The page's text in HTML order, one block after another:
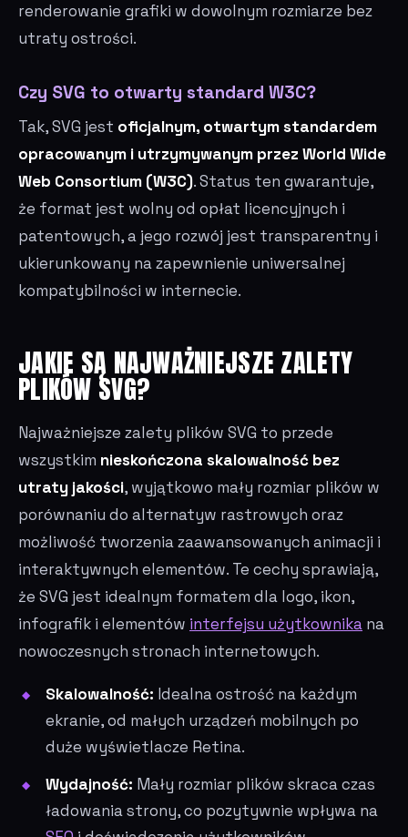
renderowanie grafiki w dowolnym rozmiarze bez
utraty ostrości.
Czy SVG to otwarty standard W3C?
Tak, SVG jest oficjalnym, otwartym standardem
opracowanym i utrzymywanym przez World Wide
Web Consortium (W3C). Status ten gwarantuje,
że format jest wolny od opłat licencyjnych i
patentowych, a jego rozwój jest transparentny i
ukierunkowany na zapewnienie uniwersalnej
kompatybilności w internecie.
JAKIE SĄ NAJWAŻNIEJSZE ZALETY
PLIKÓW SVG?
Najważniejsze zalety plików SVG to przede
wszystkim nieskończona skalowalność bez
utraty jakości, wyjątkowo mały rozmiar plików w
porównaniu do alternatyw rastrowych oraz
możliwość tworzenia zaawansowanych animacji i
interaktywnych elementów. Te cechy sprawiają,
że SVG jest idealnym formatem dla logo, ikon,
infografik i elementów interfejsu użytkownika na
nowoczesnych stronach internetowych.
Skalowalność: Idealna ostrość na każdym
ekranie, od małych urządzeń mobilnych po
duże wyświetlacze Retina.
Wydajność: Mały rozmiar plików skraca czas
ładowania strony, co pozytywnie wpływa na